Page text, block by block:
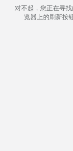
对不起，您正在寻
览器上的刷新按